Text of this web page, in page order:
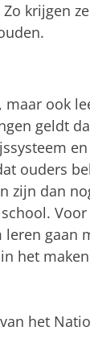
krijgen
maar ook
geldt
ouders
zijn dan
leren gaan
het
het